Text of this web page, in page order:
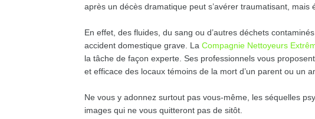
après un décès dramatique peut s’avérer traumatisant, mais
En effet, des fluides, du sang ou d’autres déchets
accident domestique grave. La Compagnie Nettoyeurs
la tâche de façon experte. Ses professionnels vous
et efficace des locaux témoins de la mort d’un parent ou un
Ne vous y adonnez surtout pas vous-même, les séquelles
images qui ne vous quitteront pas de sitôt.